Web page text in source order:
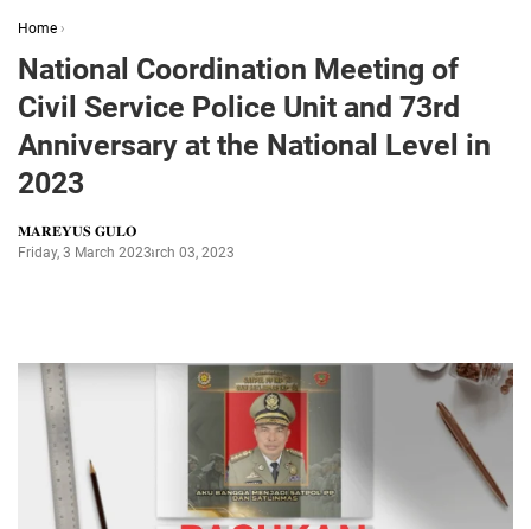
Home ›
National Coordination Meeting of
Civil Service Police Unit and 73rd
Anniversary at the National Level in
2023
𝐌𝐀𝐑𝐄𝐘𝐔𝐒 𝐆𝐔𝐋𝐎
Friday, 3 March 2023March 03, 2023